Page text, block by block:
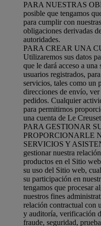
PARA NUESTRAS
posible que tengamos
para cumplir con
obligaciones derivadas
autoridades.
PARA CREAR UNA
Utilizaremos sus datos
que le dará acceso a una
usuarios registrados,
servicios, tales como un
direcciones de envío,
pedidos. Cualquier
para permitirnos
una cuenta de Le
PARA GESTIONAR
PROPORCIONARLE
SERVICIOS Y
gestionar nuestra
productos en el Sitio
su uso del Sitio web,
su participación en
tengamos que procesar
nuestros fines
relación contractual con
y auditoría, verificación
fraude, seguridad,